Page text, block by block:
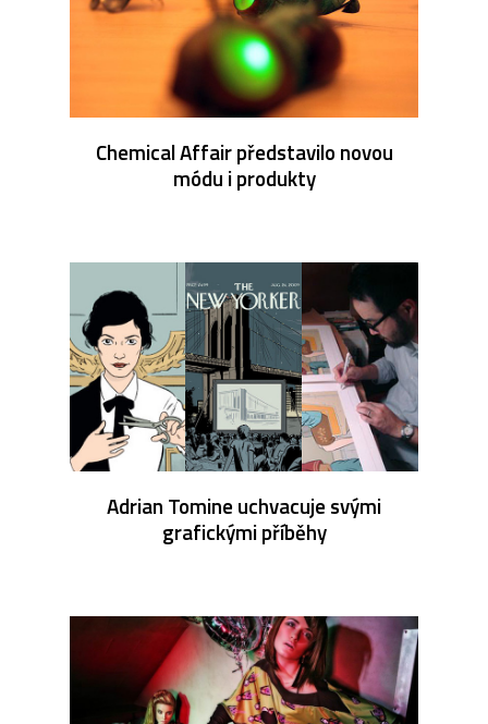
Chemical Affair představilo novou
módu i produkty
Adrian Tomine uchvacuje svými
grafickými příběhy